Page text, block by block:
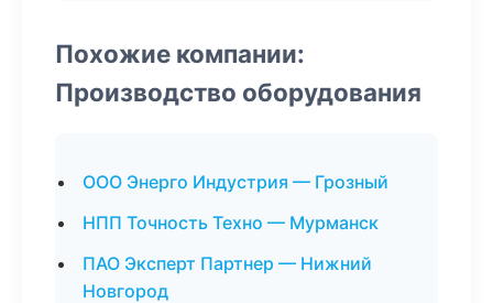
Похожие компании:
Производство оборудования
ООО Энерго Индустрия — Грозный
НПП Точность Техно — Мурманск
ПАО Эксперт Партнер — Нижний
Новгород